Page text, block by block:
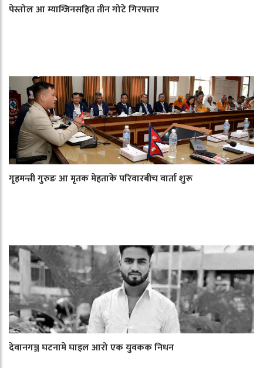
पेस्तोल आ म्याग्जिनसहित तीन गोटे गिरफ्तार
गृहमन्त्री गुरुङ आ मृतक मेहताके परिवारबीच वार्ता शुरू
देवानगञ्ज घटनामे घाइल आरो एक युवकक निधन